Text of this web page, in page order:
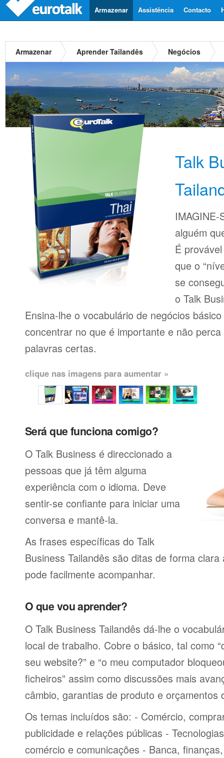
Contacto
Assistência
Armazenar
Armazenar Aprender Tailandês Negócios
Talk
alguém
É
que o
se
o Talk
Ensina-lhe o vocabulário de negócios
concentrar no que é importante e não
palavras certas.
clique nas imagens para aumentar »
Será que funciona comigo?
O Talk Business é direccionado a
pessoas que já têm alguma
experiência com o idioma. Deve
sentir-se confiante para iniciar uma
conversa e mantê-la.
As frases específicas do Talk
Business Tailandês são ditas de forma
pode facilmente acompanhar.
O que vou aprender?
O Talk Business Tailandês dá-lhe o
local de trabalho. Cobre o básico, tal como
seu website?” e “o meu computador
ficheiros” assim como discussões mais
câmbio, garantias de produto e orçamentos
Os temas incluídos são: - Comércio,
publicidade e relações públicas -
comércio e comunicações - Banca,